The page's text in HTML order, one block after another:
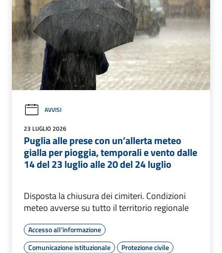
AVVISI
23 LUGLIO 2026
Puglia alle prese con un’allerta meteo
gialla per pioggia, temporali e vento dalle
14 del 23 luglio alle 20 del 24 luglio
Disposta la chiusura dei cimiteri. Condizioni
meteo avverse su tutto il territorio regionale
Accesso all'informazione
Comunicazione istituzionale
Protezione civile